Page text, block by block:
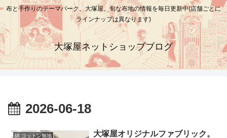
布と手作りのテーマパーク、大塚屋。旬な布地の情報を毎日更新中(店舗ごとに
ラインナップは異なります)
大塚屋ネットショップブログ
2026-06-18
綿 コットン無地
大塚屋オリジナルファブリック。